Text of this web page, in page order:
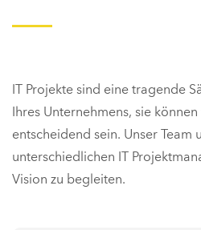
IT Projekte sind eine tragende
Ihres Unternehmens, sie
entscheidend sein. Unser Team
unterschiedlichen IT
Vision zu begleiten.